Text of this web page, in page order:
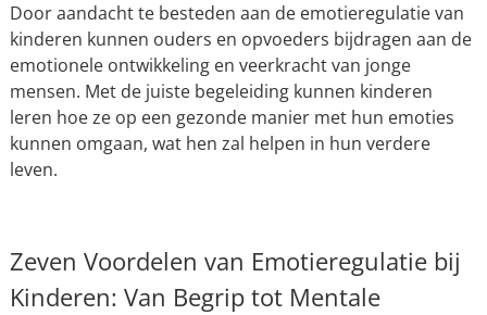
Door aandacht te besteden aan de emotieregulatie van
kinderen kunnen ouders en opvoeders bijdragen aan de
emotionele ontwikkeling en veerkracht van jonge
mensen. Met de juiste begeleiding kunnen kinderen
leren hoe ze op een gezonde manier met hun emoties
kunnen omgaan, wat hen zal helpen in hun verdere
leven.
Zeven Voordelen van Emotieregulatie bij
Kinderen: Van Begrip tot Mentale